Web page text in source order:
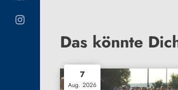
Das könnte
7
Aug. 2026